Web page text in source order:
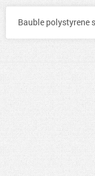
Bauble polystyrene